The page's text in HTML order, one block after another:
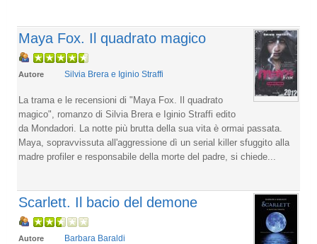
Maya Fox. Il quadrato magico
Autore Silvia Brera e Iginio Straffi
La trama e le recensioni di "Maya Fox. Il quadrato
magico", romanzo di Silvia Brera e Iginio Straffi edito
da Mondadori. La notte più brutta della sua vita è ormai passata.
Maya, sopravvissuta all'aggressione dì un serial killer sfuggito alla
madre profiler e responsabile della morte del padre, si chiede...
Scarlett. Il bacio del demone
Autore Barbara Baraldi